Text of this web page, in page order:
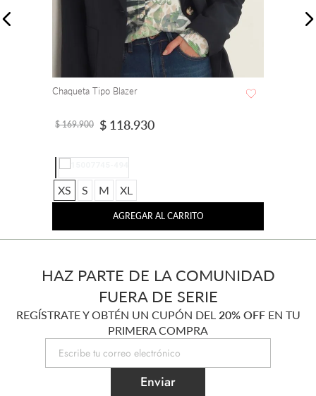
Chaqueta Tipo Blazer
$ 169.900 $ 118.930
XS S M XL
AGREGAR AL CARRITO
HAZ PARTE DE LA COMUNIDAD
FUERA DE SERIE
REGÍSTRATE Y OBTÉN UN CUPÓN DEL 20% OFFEN TU
PRIMERA COMPRA
Enviar